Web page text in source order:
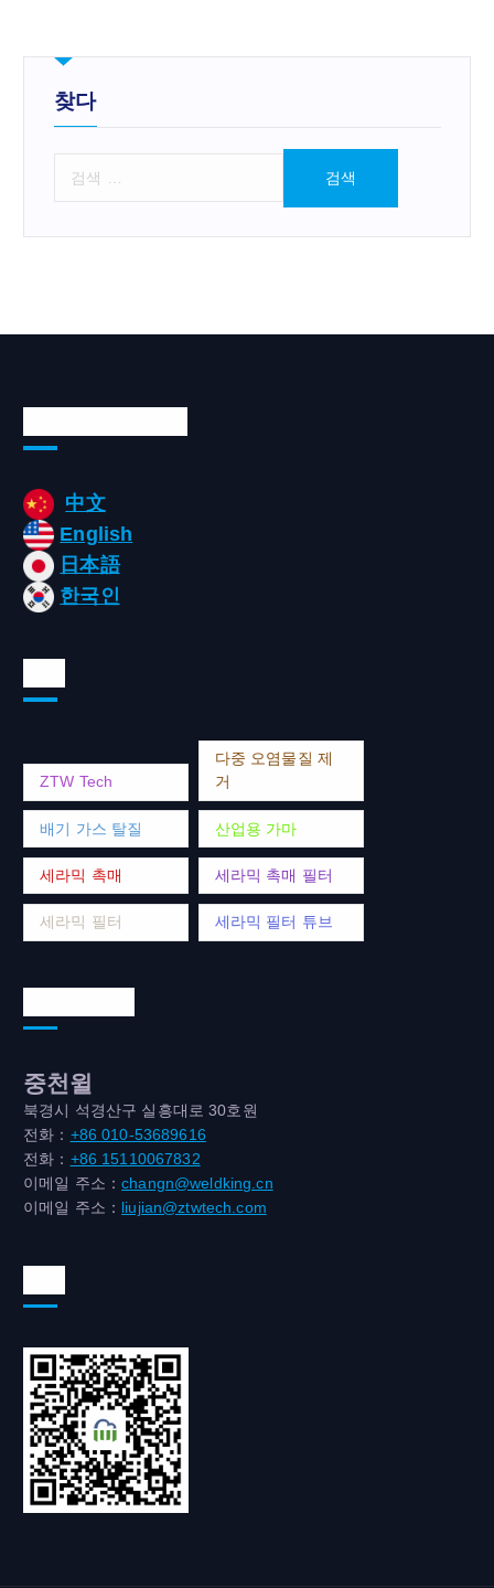
찾다
中文
English
日本語
한국인
ZTW Tech
다중 오염물질 제
거
배기 가스 탈질 산업용 가마
세라믹 촉매 세라믹 촉매 필터
세라믹 필터 세라믹 필터 튜브
중천윌
북경시 석경산구 실흥대로 30호원
전화： +86 010-53689616
전화： +86 15110067832
이메일 주소：changn@weldking.cn
이메일 주소： liujian@ztwtech.com